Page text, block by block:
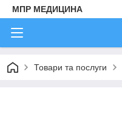
МПР МЕДИЦИНА
Товари та послуги